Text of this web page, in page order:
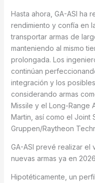
Hasta ahora, GA-ASI ha
rendimiento y confía en
transportar armas de
manteniendo al mismo
prolongada. Los
continúan
integración y los
considerando armas
Missile y el Long-Range
Martin, así como el Joint
Gruppen/Raytheon
GA-ASI prevé realizar el
nuevas armas ya en
Hipotéticamente, un